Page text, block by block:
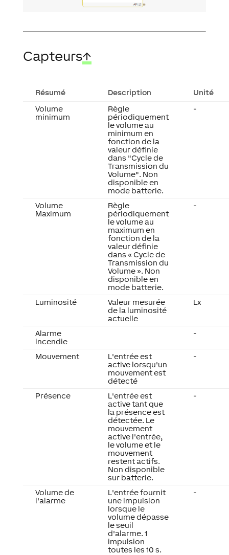
Capteurs↑
Résumé Description
Unité
Volume
minimum
Règle
périodiquement
le volume au
minimum en
fonction de la
valeur définie
dans "Cycle de
Transmission du
Volume". Non
disponible en
mode batterie.
-
Volume
Maximum
Règle
périodiquement
le volume au
maximum en
fonction de la
valeur définie
dans « Cycle de
Transmission du
Volume ». Non
disponible en
mode batterie.
-
Luminosité
Valeur mesurée
de la luminosité
actuelle
Lx
Alarme
incendie
-
Mouvement
L'entrée est
active lorsqu'un
mouvement est
détecté
-
Présence
L'entrée est
active tant que
la présence est
détectée. Le
mouvement
active l'entrée,
le volume et le
mouvement
restent actifs.
Non disponible
sur batterie.
-
Volume de
l'alarme
L'entrée fournit
une impulsion
lorsque le
volume dépasse
le seuil
d'alarme. 1
impulsion
toutes les 10 s.
-